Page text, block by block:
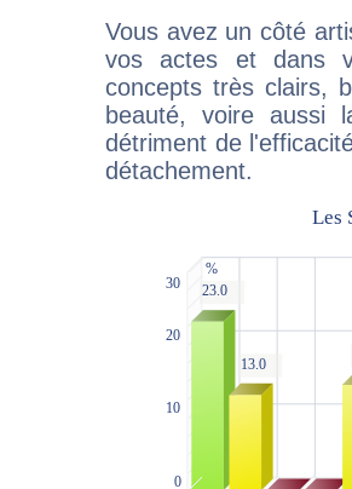
Vous avez un côté
vos actes et dans
concepts très clairs,
beauté, voire aussi
détriment de
détachement.